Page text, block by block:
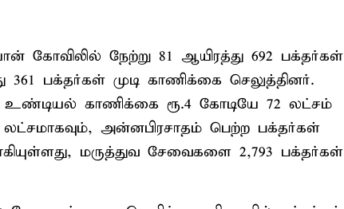
கோவிலில் நேற்று 81 ஆயிரத்து 692 பக்தர்கள்
361 பக்தர்கள் முடி காணிக்கை செலுத்தினர்.
உண்டியல் காணிக்கை ரூ.4 கோடியே 72 லட்சம்
அன்னபிரசாதம் பெற்ற பக்தர்கள்
மருத்துவ சேவைகளை 2,793 பக்தர்கள்